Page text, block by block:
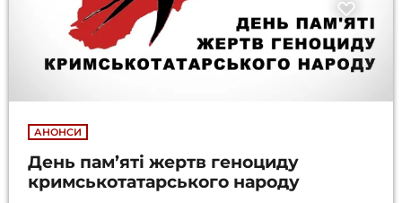
АНОНСИ
День пам’яті жертв геноциду
кримськотатарського народу